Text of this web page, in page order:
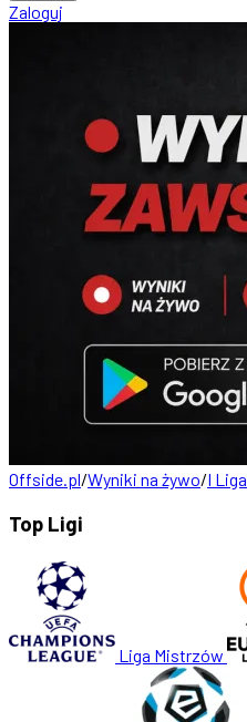
Zaloguj
Offside.pl/Wyniki na żywo/I Liga
Top Ligi
Liga Mistrzów